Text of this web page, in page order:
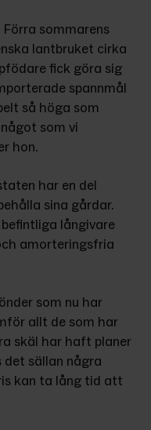
sommarens
lantbruket cirka
fick göra sig
spannmål
så höga som
som vi
hon.
har en del
sina gårdar.
långivare
amorteringsfria
som nu har
allt de som har
skäl har haft planer
det sällan några
kan ta lång tid att